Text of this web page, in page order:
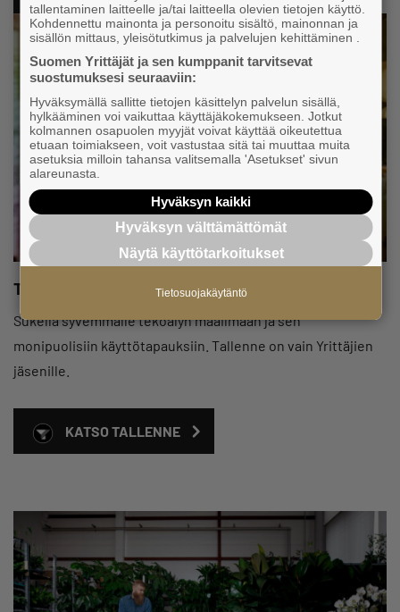
Tekoälyn käyttökohteet ja sovellukset
Sukella syvemmälle tekoälyn maailmaan ja sen
monipuolisiin käyttötapauksiin. Tallenne on vain Yrittäjien
jäsenille.
KATSO TALLENNE
tallentaminen laitteelle ja/tai laitteella olevien tietojen käyttö.
Kohdennettu mainonta ja personoitu sisältö, mainonnan ja
sisällön mittaus, yleisötutkimus ja palvelujen kehittäminen .
Suomen Yrittäjät ja sen kumppanit tarvitsevat
suostumuksesi seuraaviin:
Hyväksymällä sallitte tietojen käsittelyn palvelun sisällä,
hylkääminen voi vaikuttaa käyttäjäkokemukseen. Jotkut
kolmannen osapuolen myyjät voivat käyttää oikeutettua
etuaan toimiakseen, voit vastustaa sitä tai muuttaa muita
asetuksia milloin tahansa valitsemalla 'Asetukset' sivun
alareunasta.
Hyväksyn kaikki
Hyväksyn välttämättömät
Näytä käyttötarkoitukset
Tietosuojakäytäntö